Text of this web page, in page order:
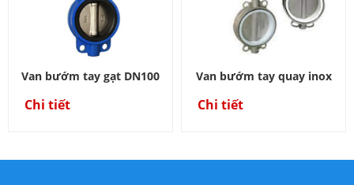
Van bướm tay gạt DN100
Chi tiết
Van bướm tay quay inox
Chi tiết